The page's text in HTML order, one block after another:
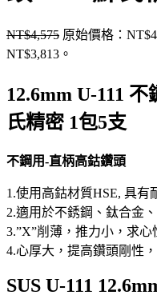
NT$4,575 原始價格：
NT$3,813。
12.6mm U-111
氏精密 1包5支
不鋼用-直柄高鈷鑽頭
1.使用高鈷材質HSE, 具有
2.適用於不銹鋼、鈦合金
3.”X”削薄，推力小，求心
4.心厚大，提高鑽頭剛性
SUS U-111